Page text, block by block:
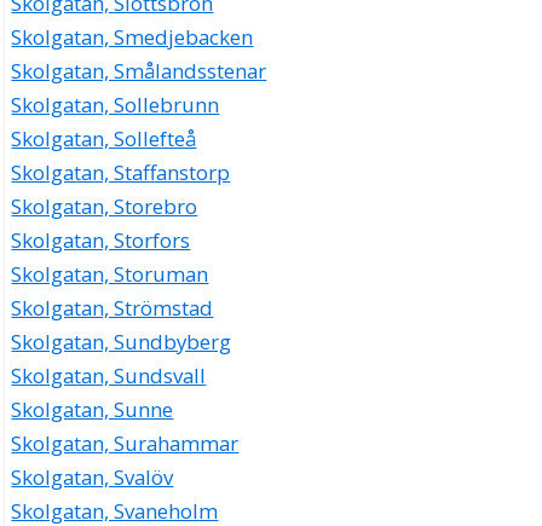
Skolgatan, Smedjebacken
Skolgatan, Smålandsstenar
Skolgatan, Sollebrunn
Skolgatan, Sollefteå
Skolgatan, Staffanstorp
Skolgatan, Storebro
Skolgatan, Storfors
Skolgatan, Storuman
Skolgatan, Strömstad
Skolgatan, Sundbyberg
Skolgatan, Sundsvall
Skolgatan, Sunne
Skolgatan, Surahammar
Skolgatan, Svalöv
Skolgatan, Svaneholm